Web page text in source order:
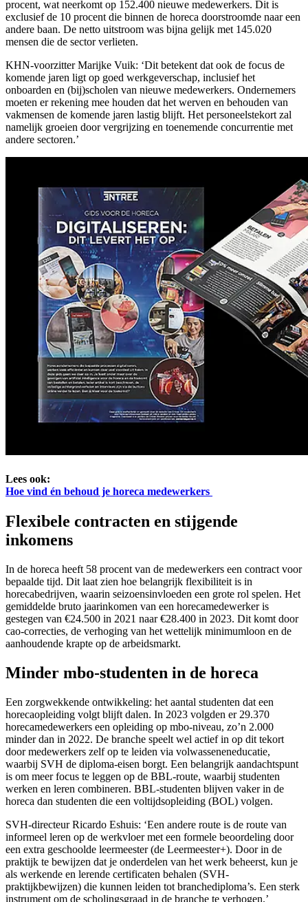
procent, wat neerkomt op 152.400 nieuwe medewerkers. Dit is
exclusief de 10 procent die binnen de horeca doorstroomde naar een
andere baan. De netto uitstroom was bijna gelijk met 145.020
mensen die de sector verlieten.
KHN-voorzitter Marijke Vuik: ‘Dit betekent dat ook de focus de
komende jaren ligt op goed werkgeverschap, inclusief het
onboarden en (bij)scholen van nieuwe medewerkers. Ondernemers
moeten er rekening mee houden dat het werven en behouden van
vakmensen de komende jaren lastig blijft. Het personeelstekort zal
namelijk groeien door vergrijzing en toenemende concurrentie met
andere sectoren.’
Lees ook:
Hoe vind én behoud je horeca medewerkers
Flexibele contracten en stijgende
inkomens
In de horeca heeft 58 procent van de medewerkers een contract voor
bepaalde tijd. Dit laat zien hoe belangrijk flexibiliteit is in
horecabedrijven, waarin seizoensinvloeden een grote rol spelen. Het
gemiddelde bruto jaarinkomen van een horecamedewerker is
gestegen van €24.500 in 2021 naar €28.400 in 2023. Dit komt door
cao-correcties, de verhoging van het wettelijk minimumloon en de
aanhoudende krapte op de arbeidsmarkt.
Minder mbo-studenten in de horeca
Een zorgwekkende ontwikkeling: het aantal studenten dat een
horecaopleiding volgt blijft dalen. In 2023 volgden er 29.370
horecamedewerkers een opleiding op mbo-niveau, zo’n 2.000
minder dan in 2022. De branche speelt wel actief in op dit tekort
door medewerkers zelf op te leiden via volwasseneneducatie,
waarbij SVH de diploma-eisen borgt. Een belangrijk aandachtspunt
is om meer focus te leggen op de BBL-route, waarbij studenten
werken en leren combineren. BBL-studenten blijven vaker in de
horeca dan studenten die een voltijdsopleiding (BOL) volgen.
SVH-directeur Ricardo Eshuis: ‘Een andere route is de route van
informeel leren op de werkvloer met een formele beoordeling door
een extra geschoolde leermeester (de Leermeester+). Door in de
praktijk te bewijzen dat je onderdelen van het werk beheerst, kun je
als werkende en lerende certificaten behalen (SVH-
praktijkbewijzen) die kunnen leiden tot branchediploma’s. Een sterk
instrument om de scholingsgraad in de branche te verhogen.’